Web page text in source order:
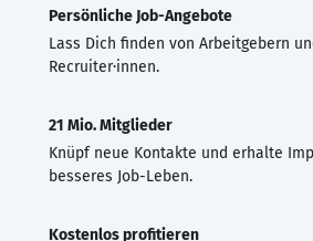
Persönliche Job-Angebote
Lass Dich finden von Arbeitgebern
Recruiter·innen.
21 Mio. Mitglieder
Knüpf neue Kontakte und erhalte
besseres Job-Leben.
Kostenlos profitieren